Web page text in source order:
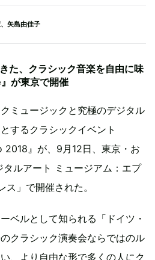
矢島由佳子
た、クラシック音楽を自由に味
が東京で開催
ミュージックと究極のデジタル
するクラシックイベント
2018』が、9月12日、東京・お
ルアート ミュージアム：エプ
」で開催された。
ベルとして知られる「ドイツ・
クラシック演奏会ならではのル
、より自由な形で多くの人にク